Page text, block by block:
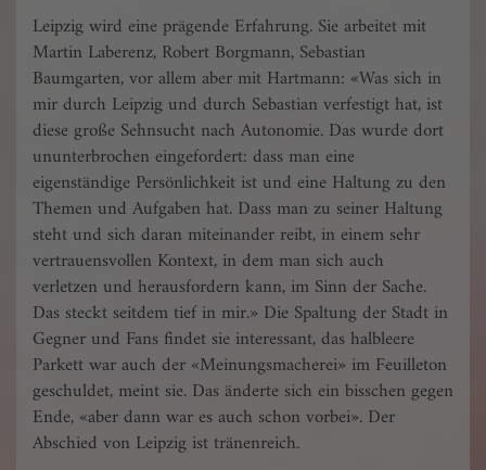
Leipzig wird eine prägende Erfahrung. Sie arbeitet mit
Martin Laberenz, Robert Borgmann, Sebastian
Baumgarten, vor allem aber mit Hartmann: «Was sich in
mir durch Leipzig und durch Sebastian verfestigt hat, ist
diese große Sehnsucht nach Autonomie. Das wurde dort
ununter­brochen eingefordert: dass man eine
eigenständige Persönlichkeit ist und eine Haltung zu den
Themen und Aufgaben hat. Dass man zu seiner Haltung
steht und sich daran miteinander reibt, in einem sehr
vertrauensvollen Kontext, in dem man sich auch
verletzen und herausfordern kann, im Sinn der Sache.
Das steckt seitdem tief in mir.» Die Spaltung der Stadt in
Gegner und Fans findet sie interessant, das halbleere
Parkett war auch der «Meinungsmacherei» im Feuilleton
geschuldet, meint sie. Das änderte sich ein bisschen gegen
Ende, «aber dann war es auch schon vorbei». Der
Abschied von Leipzig ist tränenreich.